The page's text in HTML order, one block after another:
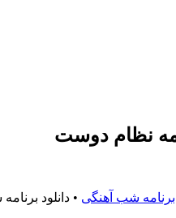
نظام دوست
برنامه شب آهنگی • دانلود برنامه شب